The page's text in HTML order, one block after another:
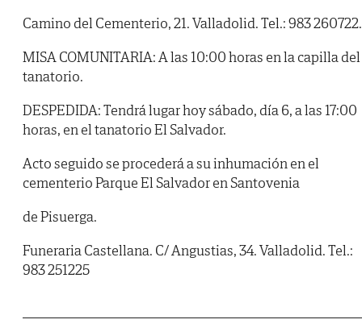
Camino del Cementerio, 21. Valladolid. Tel.: 983 260722.
MISA COMUNITARIA: A las 10:00 horas en la capilla del
tanatorio.
DESPEDIDA: Tendrá lugar hoy sábado, día 6, a las 17:00
horas, en el tanatorio El Salvador.
Acto seguido se procederá a su inhumación en el
cementerio Parque El Salvador en Santovenia
de Pisuerga.
Funeraria Castellana. C/ Angustias, 34. Valladolid. Tel.:
983 251225